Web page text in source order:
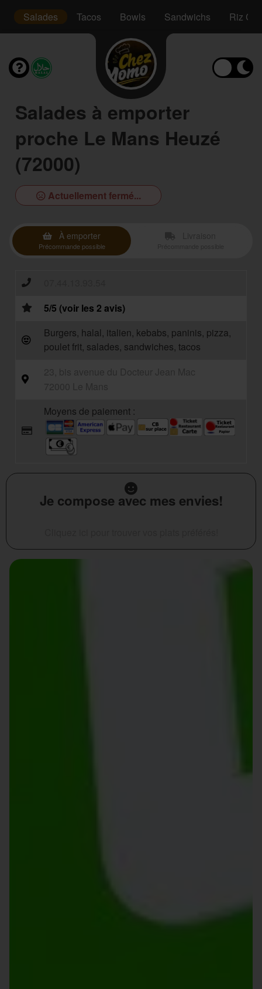
Salades Tacos Bowls Sandwichs Riz
Salades à emporter
proche Le Mans Heuzé
(72000)
Actuellement fermé...
À emporter
Précommande possible
5/5 (voir les 2 avis)
Burgers, halal, italien, kebabs, paninis, pizza,
poulet frit, salades, sandwiches, tacos
Moyens de paiement :
Je compose avec mes envies!